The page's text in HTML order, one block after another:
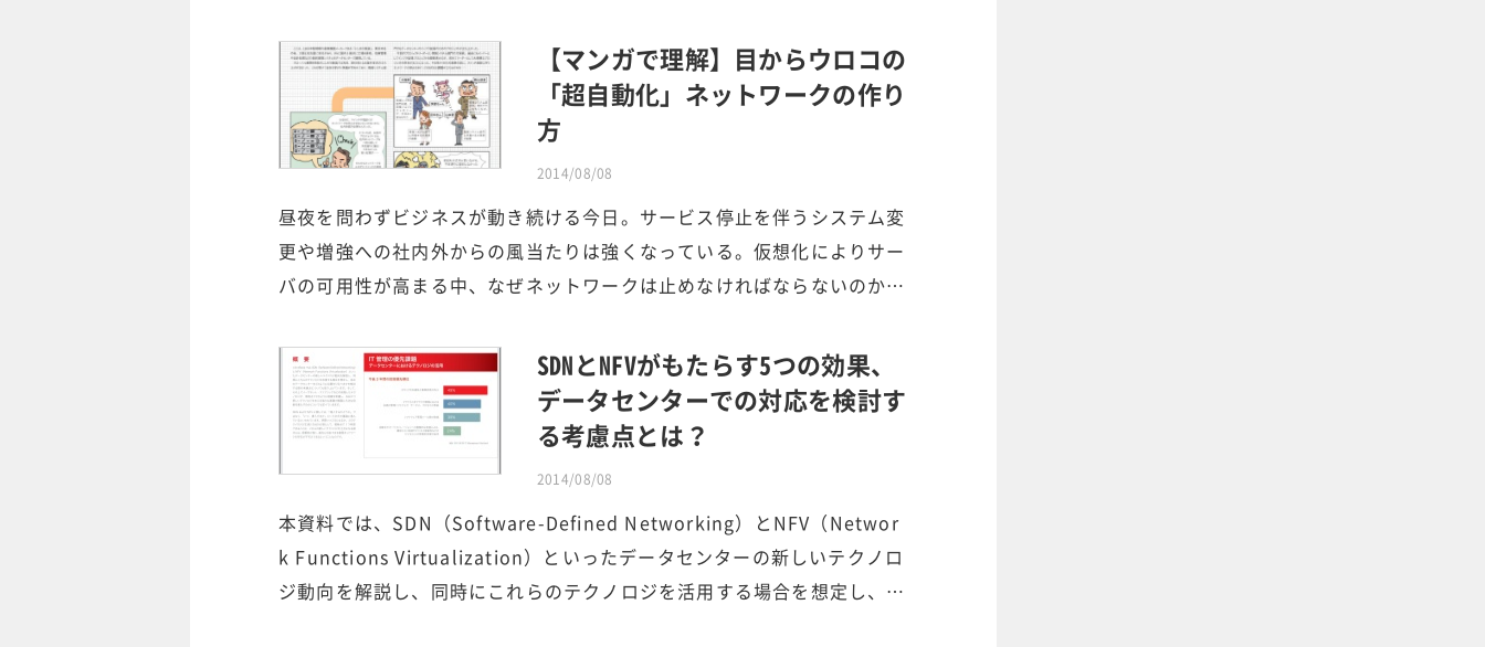
【マンガで理解】目からウロコの
「超自動化」ネットワークの作り
方
2014/08/08
昼夜を問わずビジネスが動き続ける今日。サービス停止を伴うシステム変
更や増強への社内外からの風当たりは強くなっている。仮想化によりサー
バの可用性が高まる中、なぜネットワークは止めなければならないのか…
SDNとNFVがもたらす5つの効果、
データセンターでの対応を検討す
る考慮点とは？
2014/08/08
本資料では、SDN（Software-Defined Networking）とNFV（Networ
k Functions Virtualization）といったデータセンターの新しいテクノロ
ジ動向を解説し、同時にこれらのテクノロジを活用する場合を想定し、…